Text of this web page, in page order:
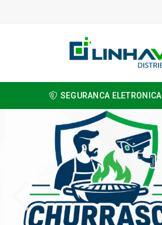
SEGURANCA ELETRONICA